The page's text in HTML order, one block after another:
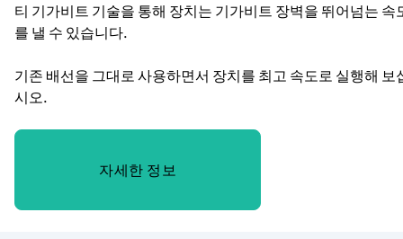
티 기가비트 기술을 통해 장치는 기가비트 장벽을 뛰어넘는 속
를 낼 수 있습니다.
기존 배선을 그대로 사용하면서 장치를 최고 속도로 실행해 보
시오.
자세한 정보